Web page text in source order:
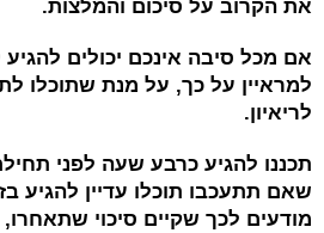
את הקרוב על סיכום והמלצות.
אם מכל סיבה אינכם יכולים להגיע
למראיין על כך, על מנת שתוכלו
לריאיון.
תכננו להגיע כרבע שעה לפני
שאם תתעכבו תוכלו עדיין להגיע
מודעים לכך שקיים סיכוי